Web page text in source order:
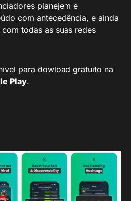
planejem e
com antecedência, e ainda
todas as suas redes
para dowload gratuito na
Play.